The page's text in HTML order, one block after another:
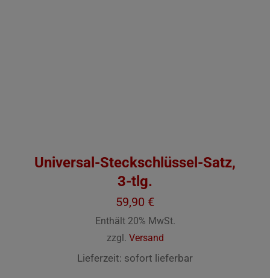
Universal-Steckschlüssel-Satz,
3-tlg.
59,90 €
Enthält 20% MwSt.
zzgl. Versand
Lieferzeit: sofort lieferbar